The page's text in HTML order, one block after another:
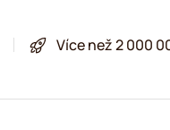
Více než 2 000